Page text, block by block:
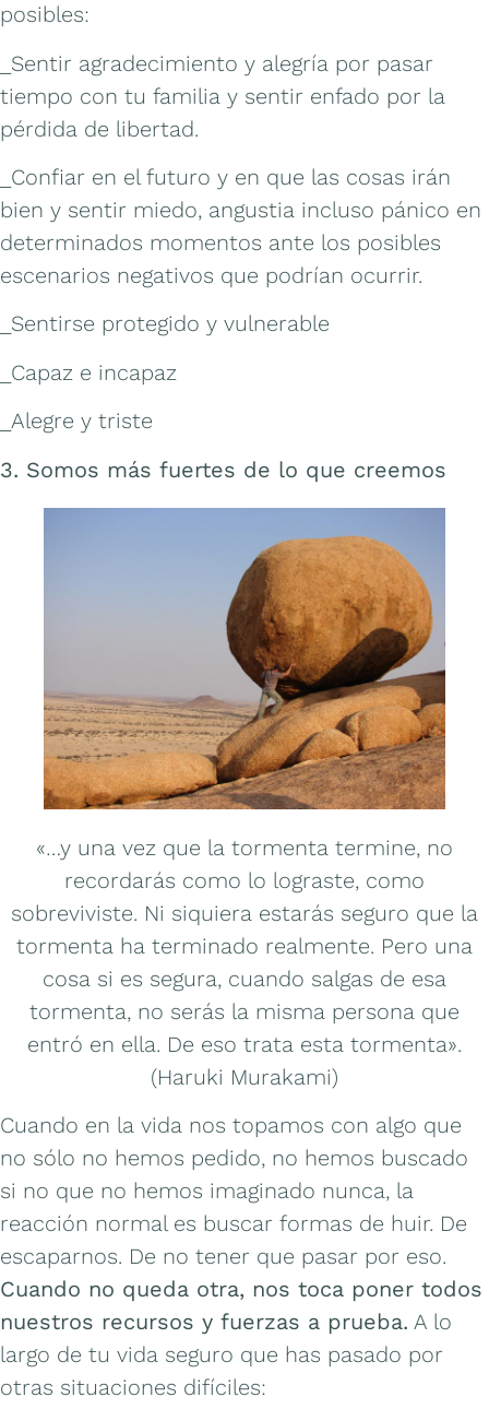
posibles:
_Sentir agradecimiento y alegría por pasar
tiempo con tu familia y sentir enfado por la
pérdida de libertad.
_Confiar en el futuro y en que las cosas irán
bien y sentir miedo, angustia incluso pánico en
determinados momentos ante los posibles
escenarios negativos que podrían ocurrir.
_Sentirse protegido y vulnerable
_Capaz e incapaz
_Alegre y triste
3. Somos más fuertes de lo que creemos
«…y una vez que la tormenta termine, no
recordarás como lo lograste, como
sobreviviste. Ni siquiera estarás seguro que la
tormenta ha terminado realmente. Pero una
cosa si es segura, cuando salgas de esa
tormenta, no serás la misma persona que
entró en ella. De eso trata esta tormenta».
(Haruki Murakami)
Cuando en la vida nos topamos con algo que
no sólo no hemos pedido, no hemos buscado
si no que no hemos imaginado nunca, la
reacción normal es buscar formas de huir. De
escaparnos. De no tener que pasar por eso.
Cuando no queda otra, nos toca poner todos
nuestros recursos y fuerzas a prueba. A lo
largo de tu vida seguro que has pasado por
otras situaciones difíciles: